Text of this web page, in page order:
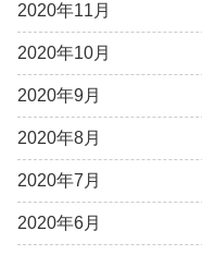
2020年11月
2020年10月
2020年9月
2020年8月
2020年7月
2020年6月